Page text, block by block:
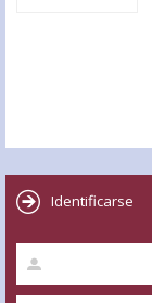
Identificarse